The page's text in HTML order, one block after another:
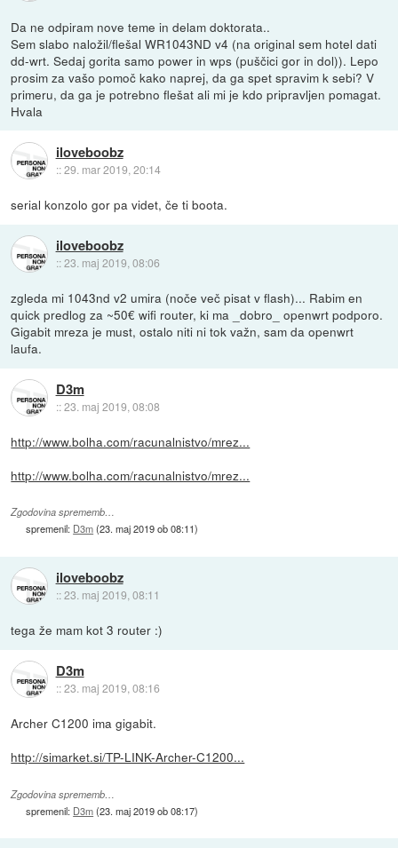
Da ne odpiram nove teme in delam doktorata..
Sem slabo naložil/flešal WR1043ND v4 (na original sem hotel dati
dd-wrt. Sedaj gorita samo power in wps (puščici gor in dol)). Lepo
prosim za vašo pomoč kako naprej, da ga spet spravim k sebi? V
primeru, da ga je potrebno flešat ali mi je kdo pripravljen pomagat.
Hvala
iloveboobz
::29. mar 2019, 20:14
serial konzolo gor pa videt, če ti boota.
iloveboobz
::23. maj 2019, 08:06
zgleda mi 1043nd v2 umira (noče več pisat v flash)... Rabim en
quick predlog za ~50€ wifi router, ki ma _dobro_ openwrt podporo.
Gigabit mreza je must, ostalo niti ni tok važn, sam da openwrt
laufa.
D3m
::23. maj 2019, 08:08
http://www.bolha.com/racunalnistvo/mrez...
http://www.bolha.com/racunalnistvo/mrez...
Zgodovina sprememb…
spremenil: D3m(23. maj 2019 ob 08:11)
iloveboobz
::23. maj 2019, 08:11
tega že mam kot 3 router :)
D3m
::23. maj 2019, 08:16
Archer C1200 ima gigabit.
http://simarket.si/TP-LINK-Archer-C1200...
Zgodovina sprememb…
spremenil: D3m(23. maj 2019 ob 08:17)